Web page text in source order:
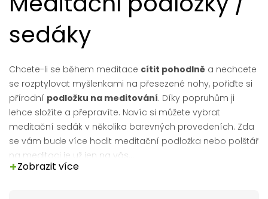
sedáky
Chcete-li se během meditace cítit pohodlně a nechcete
se rozptylovat myšlenkami na přesezené nohy, pořiďte si
přírodní podložku na meditování. Díky popruhům ji
lehce složíte a přepravíte. Navíc si můžete vybrat
meditační sedák v několika barevných provedeních. Zda
se vám bude více hodit meditační podložka nebo polštář
na meditaci je už jen na vás...
+Zobrazit více